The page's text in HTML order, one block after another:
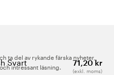
Svart 71,20 kr
(exkl. moms)
ta del av rykande färska nyheter,
intressant läsning.